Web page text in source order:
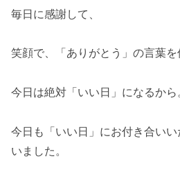
毎日に感謝して、
笑顔で、「ありがとう」の言葉を
今日は絶対「いい日」になるから
今日も「いい日」にお付き合い
いました。